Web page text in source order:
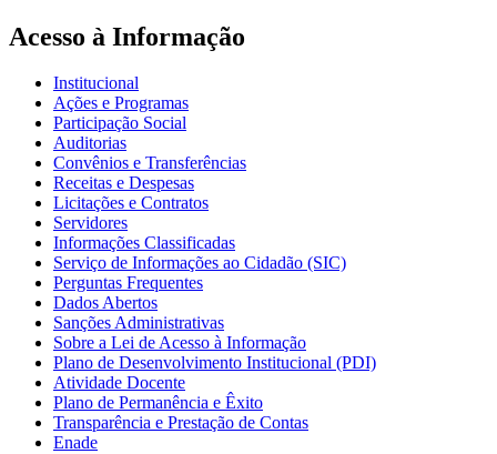
Acesso à Informação
Institucional
Ações e Programas
Participação Social
Auditorias
Convênios e Transferências
Receitas e Despesas
Licitações e Contratos
Servidores
Informações Classificadas
Serviço de Informações ao Cidadão (SIC)
Perguntas Frequentes
Dados Abertos
Sanções Administrativas
Sobre a Lei de Acesso à Informação
Plano de Desenvolvimento Institucional (PDI)
Atividade Docente
Plano de Permanência e Êxito
Transparência e Prestação de Contas
Enade